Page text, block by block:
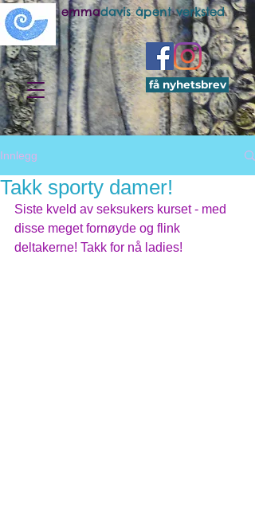
emmadavis åpent verksted
få nyhetsbrev
Innlegg
Takk sporty damer!
Siste kveld av seksukers kurset - med
disse meget fornøyde og flink
deltakerne! Takk for nå ladies!